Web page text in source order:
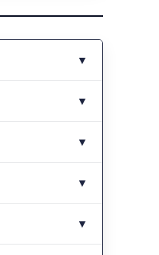
▼
▼
▼
▼
▼